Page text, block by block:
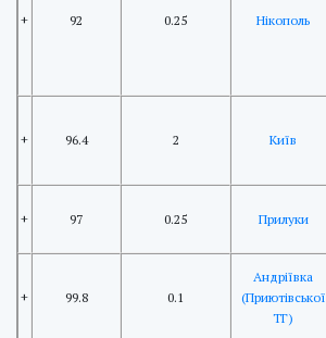
+ 92 0.25 Нікополь
+ 96.4 2 Київ
+ 97 0.25 Прилуки
+ 99.8 0.1
Андріївка
(Приютівської
ТГ)